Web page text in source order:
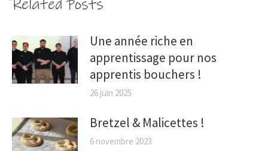
Related Posts
Une année riche en
apprentissage pour nos
apprentis bouchers !
26 juin 2025
Bretzel & Malicettes !
6 novembre 2023